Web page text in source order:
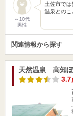
～10代
男性
土佐市で
温泉とのこ
関連情報から探す
天然温泉 高知
3.7